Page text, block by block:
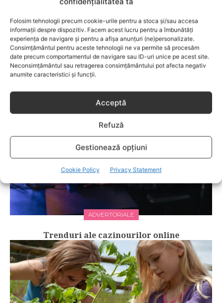
Folosim tehnologii precum cookie-urile pentru a stoca și/sau accesa
informații despre dispozitiv. Facem acest lucru pentru a îmbunătăți
experiența de navigare și pentru a afișa anunțuri (ne)personalizate.
Consimțământul pentru aceste tehnologii ne va permite să procesăm
date precum comportamentul de navigare sau ID-uri unice pe acest site.
Neconsimțământul sau retragerea consimțământului pot afecta negativ
anumite caracteristici și funcții.
Acceptă
Refuză
Gestionează opțiuni
Cookie Policy Privacy Statement
SĂ PREVII! –sunt prezentate soluţii de prevenire a
copiilor, cât şi pe cea a părinţilor.
RELATED POSTS
ADVERTORIALE
Trenduri ale cazinourilor online